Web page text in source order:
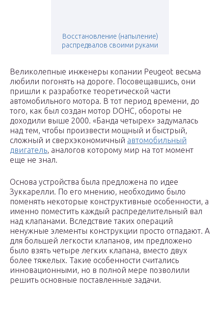
Восстановление (напыление)
распредвалов своими руками
Великолепные инженеры копании Peugeot весьма
любили погонять на дороге. Посовещавшись, они
пришли к разработке теоретической части
автомобильного мотора. В тот период времени, до
того, как был создан мотор DOHC, обороты не
доходили выше 2000. «Банда четырех» задумалась
над тем, чтобы произвести мощный и быстрый,
сложный и сверхэкономичный автомобильный
двигатель, аналогов которому мир на тот момент
еще не знал.
Основа устройства была предложена по идее
Зуккарелли. По его мнению, необходимо было
поменять некоторые конструктивные особенности, а
именно поместить каждый распределительный вал
над клапанами. Вследствие таких операций
ненужные элементы конструкции просто отпадают. А
для большей легкости клапанов, им предложено
было взять четыре легких клапана, вместо двух
более тяжелых. Такие особенности считались
инновационными, но в полной мере позволили
решить основные поставленные задачи.